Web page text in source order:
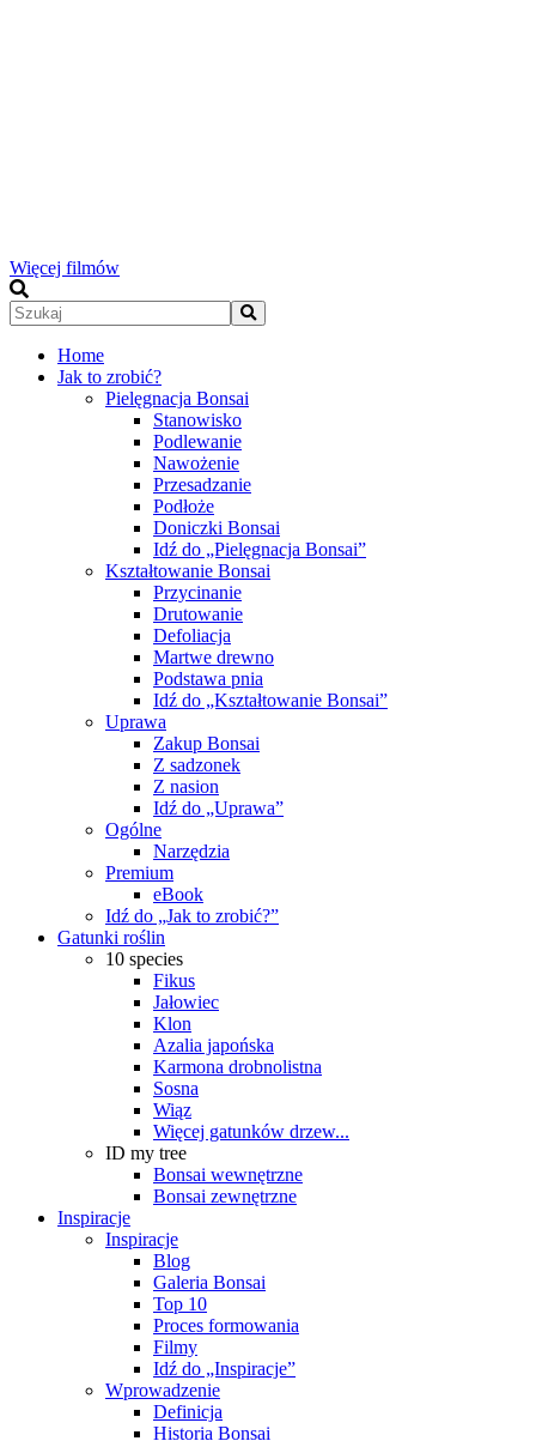
Więcej filmów
Home
Jak to zrobić?
Pielęgnacja Bonsai
Stanowisko
Podlewanie
Nawożenie
Przesadzanie
Podłoże
Doniczki Bonsai
Idź do „Pielęgnacja Bonsai”
Kształtowanie Bonsai
Przycinanie
Drutowanie
Defoliacja
Martwe drewno
Podstawa pnia
Idź do „Kształtowanie Bonsai”
Uprawa
Zakup Bonsai
Z sadzonek
Z nasion
Idź do „Uprawa”
Ogólne
Narzędzia
Premium
eBook
Idź do „Jak to zrobić?”
Gatunki roślin
10 species
Fikus
Jałowiec
Klon
Azalia japońska
Karmona drobnolistna
Sosna
Wiąz
Więcej gatunków drzew...
ID my tree
Bonsai wewnętrzne
Bonsai zewnętrzne
Inspiracje
Inspiracje
Blog
Galeria Bonsai
Top 10
Proces formowania
Filmy
Idź do „Inspiracje”
Wprowadzenie
Definicja
Historia Bonsai